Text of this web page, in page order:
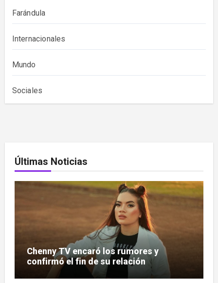
Farándula
Internacionales
Mundo
Sociales
Últimas Noticias
Chenny TV encaró los rumores y
confirmó el fin de su relación